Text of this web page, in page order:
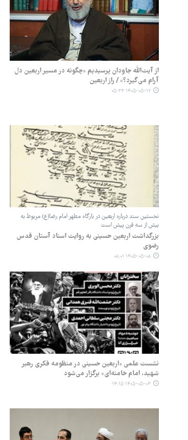
از آیت‌الله جاودان پرسیدیم «چگونه در مسیر اربعین دل
آرام می‌گیرد؟» / راز اربعین
۱۴۰۵-۰۵-۱۲ ۰۵:۳۳
نخستین سند درباره اربعین در بارگاه مطهر امام رضا(ع) مربوط به
بیش از سه قرن پیش است
بزرگداشت اربعین حسینی به روایت اسناد آستان قدس
رضوی
۱۴۰۵-۰۵-۰۸ ۰۸:۰۱
نشست علمی «اربعین حسینی در منظومه فکری رهبر
شهید، امام خامنه‌ای» برگزار می‌شود
۱۴۰۵-۰۵-۰۳ ۱۴:۱۵